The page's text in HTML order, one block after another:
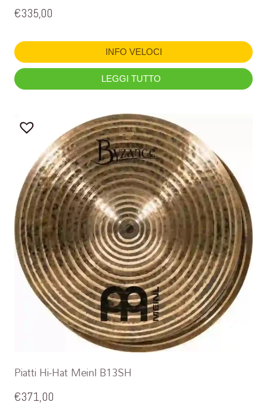
€335,00
INFO VELOCI
LEGGI TUTTO
Piatti Hi-Hat Meinl B13SH
€371,00